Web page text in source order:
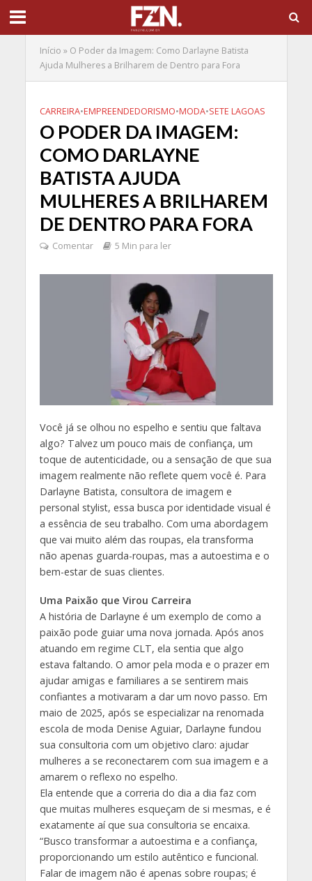
Início » O Poder da Imagem: Como Darlayne Batista
Ajuda Mulheres a Brilharem de Dentro para Fora
CARREIRA•EMPREENDEDORISMO•MODA•SETE LAGOAS
O PODER DA IMAGEM:
COMO DARLAYNE
BATISTA AJUDA
MULHERES A BRILHAREM
DE DENTRO PARA FORA
Comentar 5 Min para ler
Você já se olhou no espelho e sentiu que faltava
algo? Talvez um pouco mais de confiança, um
toque de autenticidade, ou a sensação de que sua
imagem realmente não reflete quem você é. Para
Darlayne Batista, consultora de imagem e
personal stylist, essa busca por identidade visual é
a essência de seu trabalho. Com uma abordagem
que vai muito além das roupas, ela transforma
não apenas guarda-roupas, mas a autoestima e o
bem-estar de suas clientes.
Uma Paixão que Virou Carreira
A história de Darlayne é um exemplo de como a
paixão pode guiar uma nova jornada. Após anos
atuando em regime CLT, ela sentia que algo
estava faltando. O amor pela moda e o prazer em
ajudar amigas e familiares a se sentirem mais
confiantes a motivaram a dar um novo passo. Em
maio de 2025, após se especializar na renomada
escola de moda Denise Aguiar, Darlayne fundou
sua consultoria com um objetivo claro: ajudar
mulheres a se reconectarem com sua imagem e a
amarem o reflexo no espelho.
Ela entende que a correria do dia a dia faz com
que muitas mulheres esqueçam de si mesmas, e é
exatamente aí que sua consultoria se encaixa.
“Busco transformar a autoestima e a confiança,
proporcionando um estilo autêntico e funcional.
Falar de imagem não é apenas sobre roupas; é